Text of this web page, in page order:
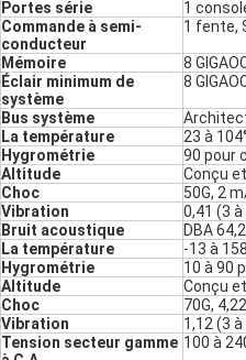
Portes série
1
Commande à semi-
conducteur
1 fente,
Mémoire
8
Éclair minimum de
système
8
Bus système
La température
23 à
Hygrométrie
90 pour
Altitude
Conçu
Choc
50G, 2
Vibration
0,41 (3
Bruit acoustique
DBA
La température
-13 à
Hygrométrie
10 à 90
Altitude
Conçu
Choc
70G,
Vibration
1,12 (3
Tension secteur gamme 100 à